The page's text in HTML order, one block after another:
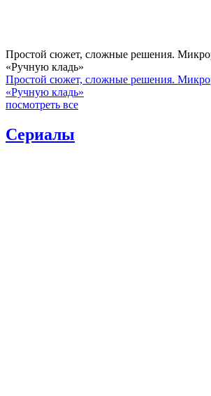
Простой сюжет, сложные решения.
«Ручную кладь»
Простой сюжет, сложные решения.
«Ручную кладь»
посмотреть все
Сериалы